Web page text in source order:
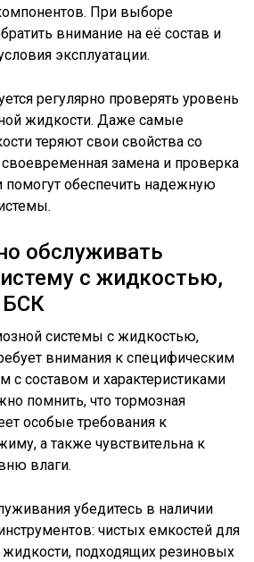
При выборе
внимание на её состав и
эксплуатации.
регулярно проверять уровень
жидкости. Даже самые
теряют свои свойства со
замена и проверка
помогут обеспечить надежную
обслуживать
с жидкостью,
БСК
системы с жидкостью,
внимания к специфическим
с составом и характеристиками
помнить, что тормозная
особые требования к
а также чувствительна к
влаги.
убедитесь в наличии
чистых емкостей для
жидкости, подходящих резиновых